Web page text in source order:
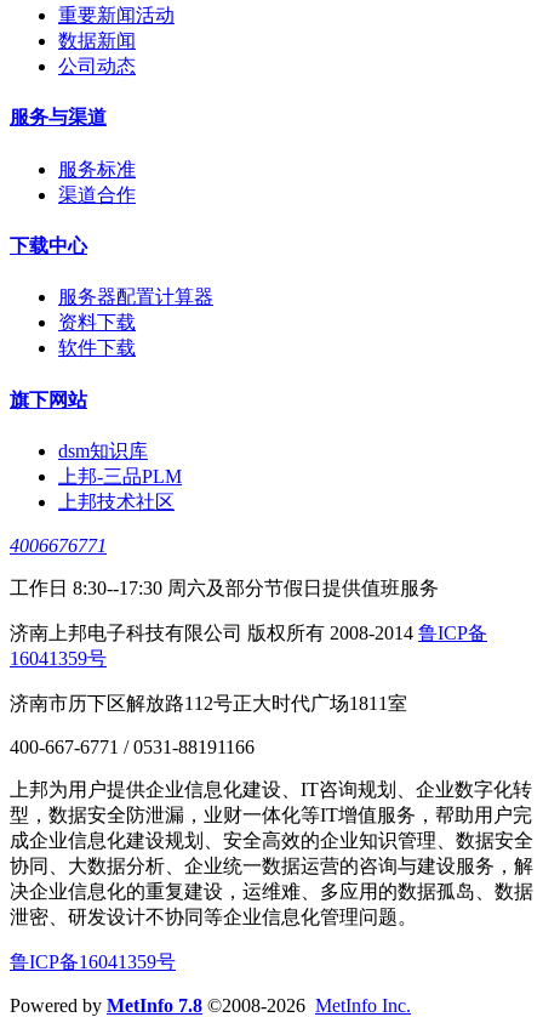
重要新闻活动
数据新闻
公司动态
服务与渠道
服务标准
渠道合作
下载中心
服务器配置计算器
资料下载
软件下载
旗下网站
dsm知识库
上邦-三品PLM
上邦技术社区
4006676771
工作日 8:30--17:30 周六及部分节假日提供值班服务
济南上邦电子科技有限公司 版权所有 2008-2014 鲁ICP备
16041359号
济南市历下区解放路112号正大时代广场1811室
400-667-6771 / 0531-88191166
上邦为用户提供企业信息化建设、IT咨询规划、企业数字化转
型，数据安全防泄漏，业财一体化等IT增值服务，帮助用户完
成企业信息化建设规划、安全高效的企业知识管理、数据安全
协同、大数据分析、企业统一数据运营的咨询与建设服务，解
决企业信息化的重复建设，运维难、多应用的数据孤岛、数据
泄密、研发设计不协同等企业信息化管理问题。
鲁ICP备16041359号
Powered by MetInfo 7.8 ©2008-2026 MetInfo Inc.